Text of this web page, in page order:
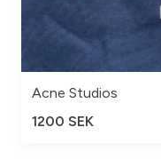
Acne Studios
1200 SEK